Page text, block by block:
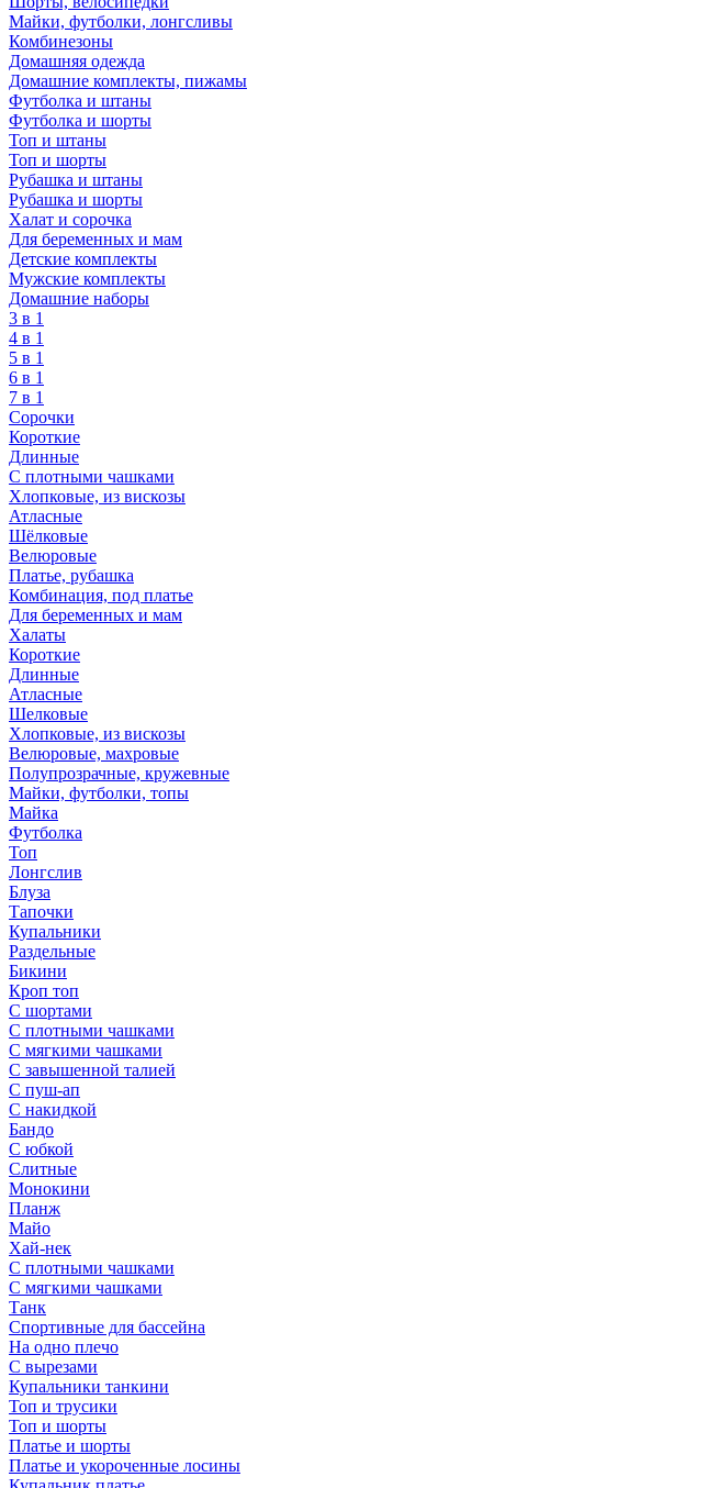
Майки, футболки, лонгсливы
Комбинезоны
Домашняя одежда
Домашние комплекты, пижамы
Футболка и штаны
Футболка и шорты
Топ и штаны
Топ и шорты
Рубашка и штаны
Рубашка и шорты
Халат и сорочка
Для беременных и мам
Детские комплекты
Мужские комплекты
Домашние наборы
3 в 1
4 в 1
5 в 1
6 в 1
7 в 1
Сорочки
Короткие
Длинные
С плотными чашками
Хлопковые, из вискозы
Атласные
Шёлковые
Велюровые
Платье, рубашка
Комбинация, под платье
Для беременных и мам
Халаты
Короткие
Длинные
Атласные
Шелковые
Хлопковые, из вискозы
Велюровые, махровые
Полупрозрачные, кружевные
Майки, футболки, топы
Майка
Футболка
Топ
Лонгслив
Блуза
Тапочки
Купальники
Раздельные
Бикини
Кроп топ
С шортами
С плотными чашками
С мягкими чашками
С завышенной талией
С пуш-ап
С накидкой
Бандо
С юбкой
Слитные
Монокини
Планж
Майо
Хай-нек
С плотными чашками
С мягкими чашками
Танк
Спортивные для бассейна
На одно плечо
С вырезами
Купальники танкини
Топ и трусики
Топ и шорты
Платье и шорты
Платье и укороченные лосины